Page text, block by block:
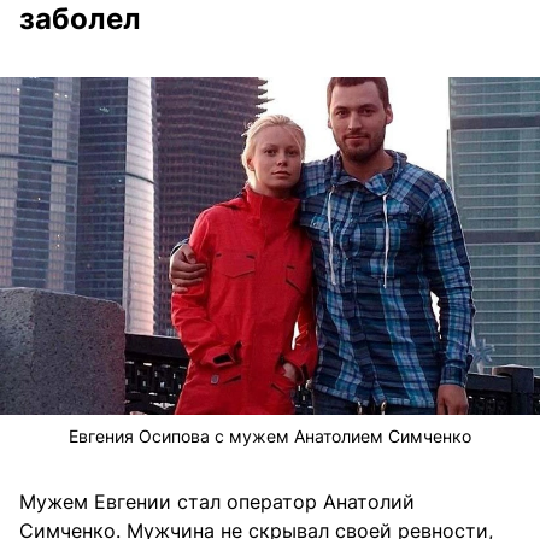
заболел
Евгения Осипова с мужем Анатолием Симченко
Мужем Евгении стал оператор Анатолий
Симченко. Мужчина не скрывал своей ревности,